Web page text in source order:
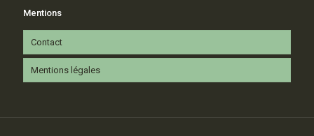
Mentions
Contact
Mentions légales